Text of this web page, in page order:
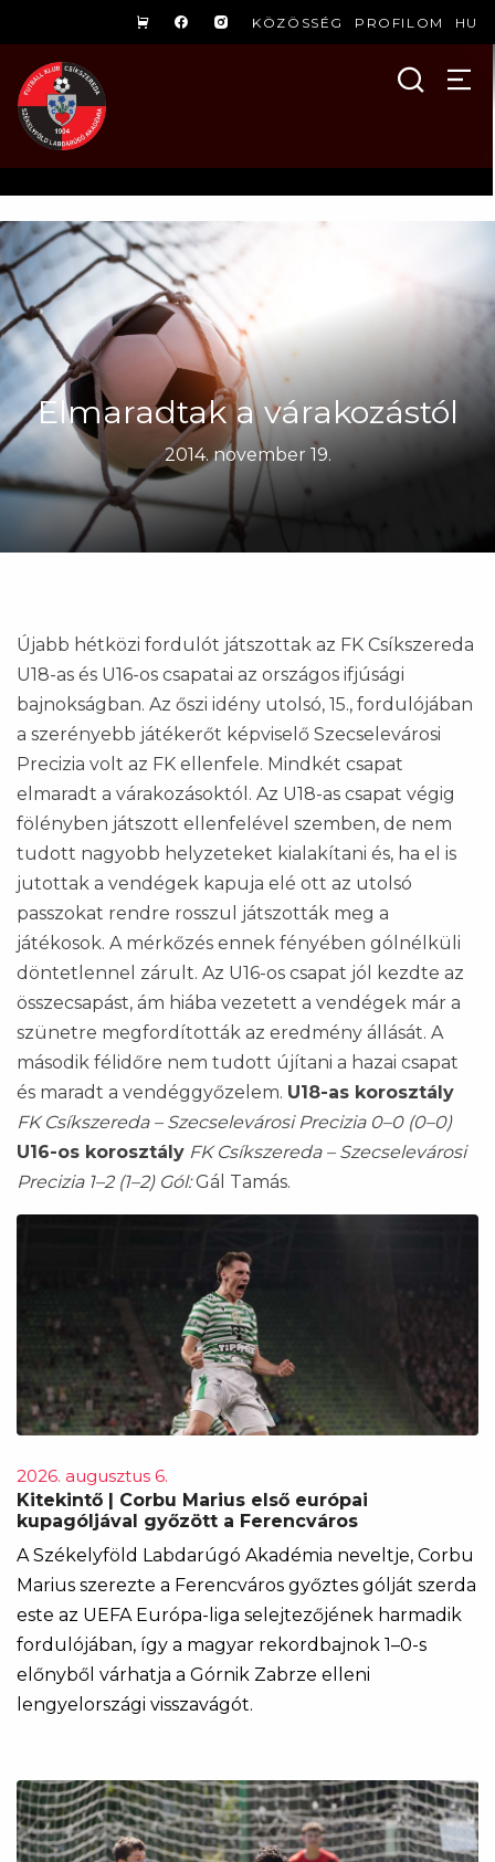
KÖZÖSSÉG PROFILOM HU
Elmaradtak a várakozástól
2014. november 19.
Újabb hétközi fordulót játszottak az FK Csíkszereda
U18-as és U16-os csapatai az országos ifjúsági
bajnokságban. Az őszi idény utolsó, 15., fordulójában
a szerényebb játékerőt képviselő Szecselevárosi
Precizia volt az FK ellenfele. Mindkét csapat
elmaradt a várakozásoktól. Az U18-as csapat végig
fölényben játszott ellenfelével szemben, de nem
tudott nagyobb helyzeteket kialakítani és, ha el is
jutottak a vendégek kapuja elé ott az utolsó
passzokat rendre rosszul játszották meg a
játékosok. A mérkőzés ennek fényében gólnélküli
döntetlennel zárult. Az U16-os csapat jól kezdte az
összecsapást, ám hiába vezetett a vendégek már a
szünetre megfordították az eredmény állását. A
második félidőre nem tudott újítani a hazai csapat
és maradt a vendéggyőzelem. U18-as korosztály
FK Csíkszereda – Szecselevárosi Precizia 0–0 (0–0)
U16-os korosztály FK Csíkszereda – Szecselevárosi
Precizia 1–2 (1–2) Gól:Gál Tamás.
2026. augusztus 6.
Kitekintő | Corbu Marius első európai
kupagóljával győzött a Ferencváros
A Székelyföld Labdarúgó Akadémia neveltje, Corbu
Marius szerezte a Ferencváros győztes gólját szerda
este az UEFA Európa-liga selejtezőjének harmadik
fordulójában, így a magyar rekordbajnok 1–0-s
előnyből várhatja a Górnik Zabrze elleni
lengyelországi visszavágót.